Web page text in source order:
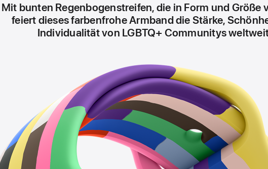
Mit bunten Regenbogenstreifen, die in Form und Größe
feiert dieses farbenfrohe Armband die Stärke,
Individualität von LGBTQ+ Communitys